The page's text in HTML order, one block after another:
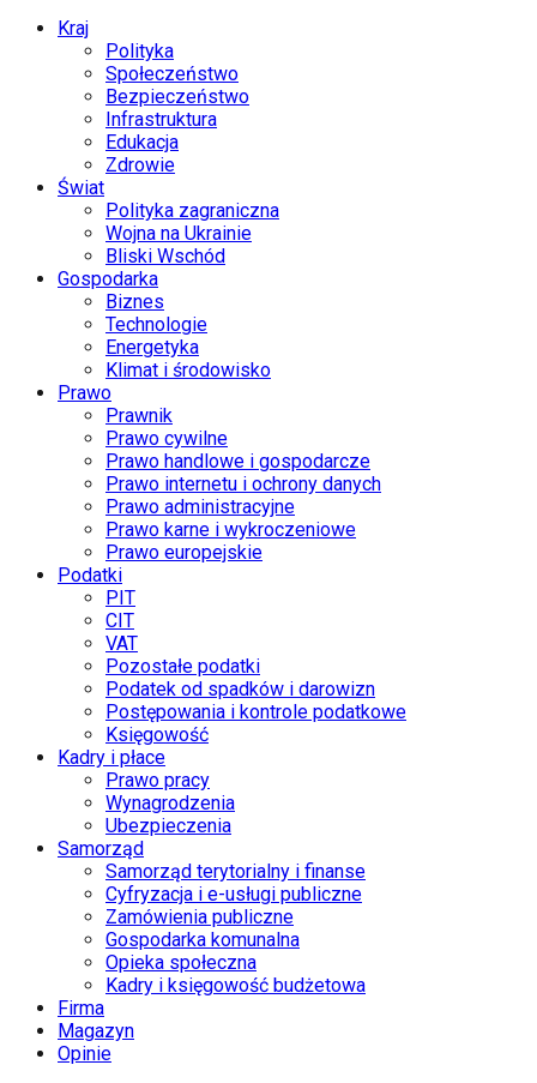
Kraj
Polityka
Społeczeństwo
Bezpieczeństwo
Infrastruktura
Edukacja
Zdrowie
Świat
Polityka zagraniczna
Wojna na Ukrainie
Bliski Wschód
Gospodarka
Biznes
Technologie
Energetyka
Klimat i środowisko
Prawo
Prawnik
Prawo cywilne
Prawo handlowe i gospodarcze
Prawo internetu i ochrony danych
Prawo administracyjne
Prawo karne i wykroczeniowe
Prawo europejskie
Podatki
PIT
CIT
VAT
Pozostałe podatki
Podatek od spadków i darowizn
Postępowania i kontrole podatkowe
Księgowość
Kadry i płace
Prawo pracy
Wynagrodzenia
Ubezpieczenia
Samorząd
Samorząd terytorialny i finanse
Cyfryzacja i e-usługi publiczne
Zamówienia publiczne
Gospodarka komunalna
Opieka społeczna
Kadry i księgowość budżetowa
Firma
Magazyn
Opinie